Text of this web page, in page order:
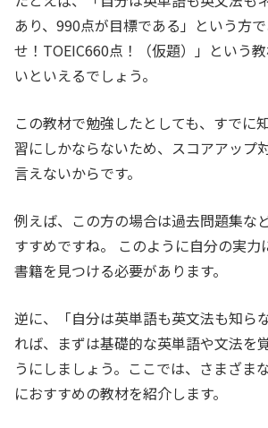
あり、990点が目標である」という方
せ！TOEIC660点！（仮題）」という
いといえるでしょう。
この教材で勉強したとしても、すでに
習にしかならないため、スコアアップ
言えないからです。
例えば、この方の場合は過去問題集な
すすめですね。 このように自分の実力
書籍を見つける必要があります。
逆に、「自分は英単語も英文法も知ら
れば、まずは基礎的な英単語や文法を
うにしましょう。ここでは、さまざま
におすすめの教材を紹介します。